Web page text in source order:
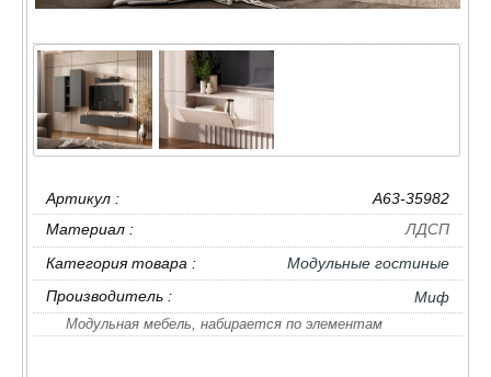
Артикул :
A63-35982
Материал :
ЛДСП
Категория товара :
Модульные гостиные
Производитель :
Миф
Модульная мебель, набирается по элементам